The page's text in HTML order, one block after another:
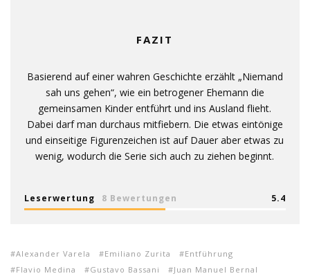
FAZIT
Basierend auf einer wahren Geschichte erzählt „Niemand
sah uns gehen“, wie ein betrogener Ehemann die
gemeinsamen Kinder entführt und ins Ausland flieht.
Dabei darf man durchaus mitfiebern. Die etwas eintönige
und einseitige Figurenzeichen ist auf Dauer aber etwas zu
wenig, wodurch die Serie sich auch zu ziehen beginnt.
Leserwertung 8 Bewertungen 5.4
Alexander Varela Emiliano Zurita
Entführung
Flavio Medina
Gustavo Bassani
Juan Manuel Bernal